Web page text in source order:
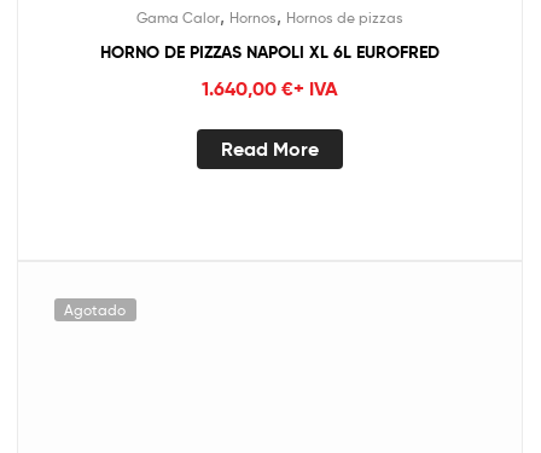
Gama Calor, Hornos, Hornos de pizzas
HORNO DE PIZZAS NAPOLI XL 6L EUROFRED
1.640,00 €+ IVA
Read More
Agotado